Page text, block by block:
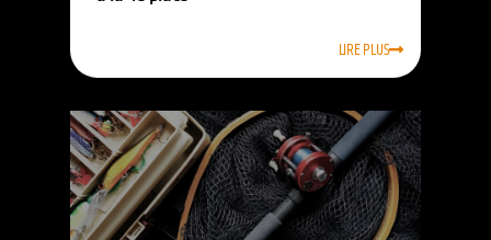
LIRE PLUS